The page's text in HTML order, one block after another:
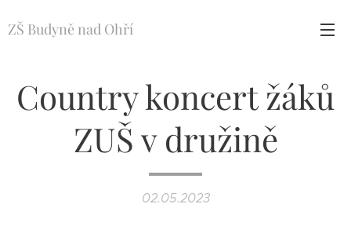
ZŠ Budyně nad Ohří
Country koncert žáků
ZUŠ v družině
02.05.2023